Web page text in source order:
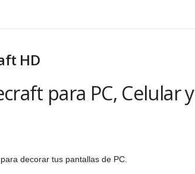
HD
para PC, Celular y
decorar tus pantallas de PC.